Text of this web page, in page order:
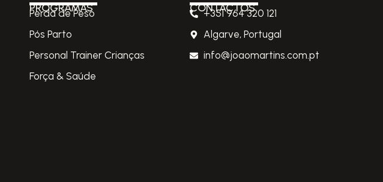
PROGRAMAS
Perda de Peso
Pós Parto
Personal Trainer Crianças
Força & Saúde
CONTACTOS
+351 964 320 121
Algarve, Portugal
info@joaomartins.com.pt